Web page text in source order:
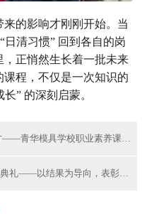
的影响才刚刚开始。当
日清习惯” 回到各自的岗
正悄然生长着一批未来
程，不仅是一次知识的
” 的深刻启蒙。
青华模具学校职业素养课程
礼——以结果为导向，表彰学